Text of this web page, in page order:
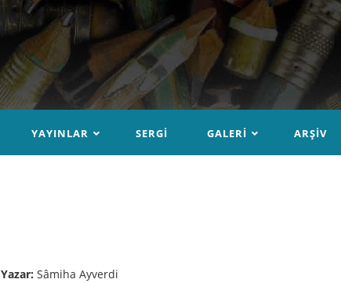
YAYINLAR SERGI GALERI ARŞIV
Yazar: Sâmiha Ayverdi